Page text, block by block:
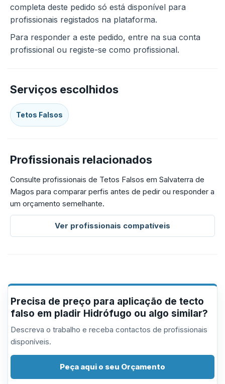
completa deste pedido só está disponível para
profissionais registados na plataforma.
Para responder a este pedido, entre na sua conta
profissional ou registe-se como profissional.
Serviços escolhidos
Tetos Falsos
Profissionais relacionados
Consulte profissionais de Tetos Falsos em Salvaterra de
Magos para comparar perfis antes de pedir ou responder a
um orçamento semelhante.
Ver profissionais compatíveis
Precisa de preço para aplicação de tecto
falso em pladir Hidrófugo ou algo similar?
Descreva o trabalho e receba contactos de profissionais
disponíveis.
Peça aqui o seu Orçamento